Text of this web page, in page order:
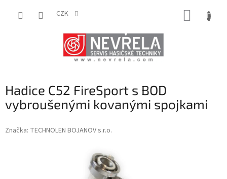
CZK
Hadice C52 FireSport s BOD
vybroušenými kovanými spojkami
Značka: TECHNOLEN BOJANOV s.r.o.